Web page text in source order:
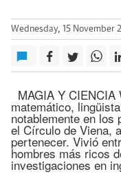
Wednesday, 15 November
MAGIA Y
matemático,
notablemente en
el Círculo de Viena,
pertenecer. Vivió
hombres más ricos
investigaciones en